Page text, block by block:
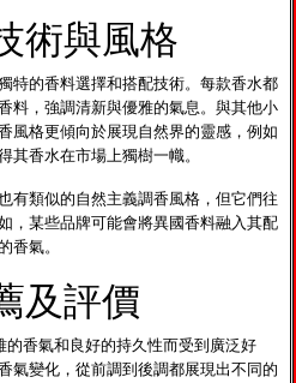
術與風格
特的香料選擇和搭配技術。每款香水都
料，強調清新與優雅的氣息。與其他小
風格更傾向於展現自然界的靈感，例如
其香水在市場上獨樹一幟。
有類似的自然主義調香風格，但它們往
，某些品牌可能會將異國香料融入其配
香氣。
及評價
的香氣和良好的持久性而受到廣泛好
氣變化，從前調到後調都展現出不同的